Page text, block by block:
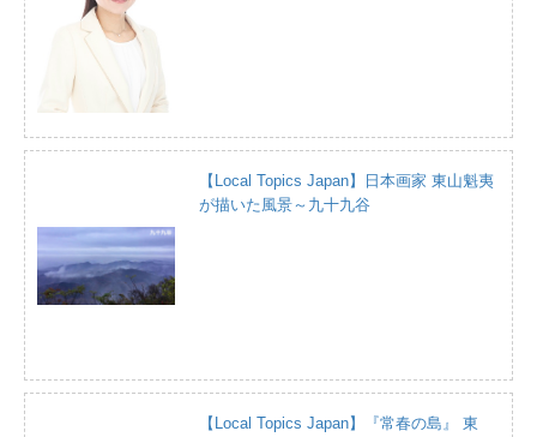
【Local Topics Japan】日本画家 東山魁夷
が描いた風景～九十九谷
【Local Topics Japan】『常春の島』 東